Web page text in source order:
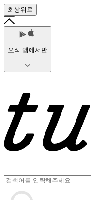
최상위로
오직 앱에서만